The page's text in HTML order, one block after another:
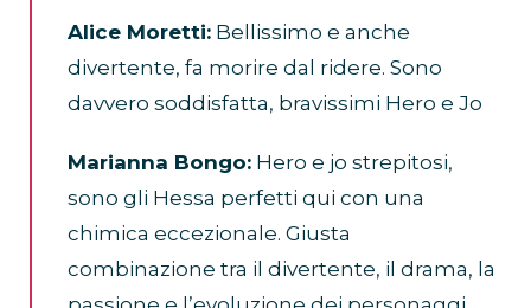
Alice Moretti: Bellissimo e anche
divertente, fa morire dal ridere. Sono
davvero soddisfatta, bravissimi Hero e Jo
Marianna Bongo: Hero e jo strepitosi,
sono gli Hessa perfetti qui con una
chimica eccezionale. Giusta
combinazione tra il divertente, il drama, la